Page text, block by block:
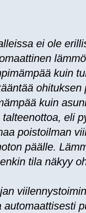
ei ole
kuin
kuin
talteenottoa, eli
poistoilman
päälle.
tila näkyy
automaattisesti